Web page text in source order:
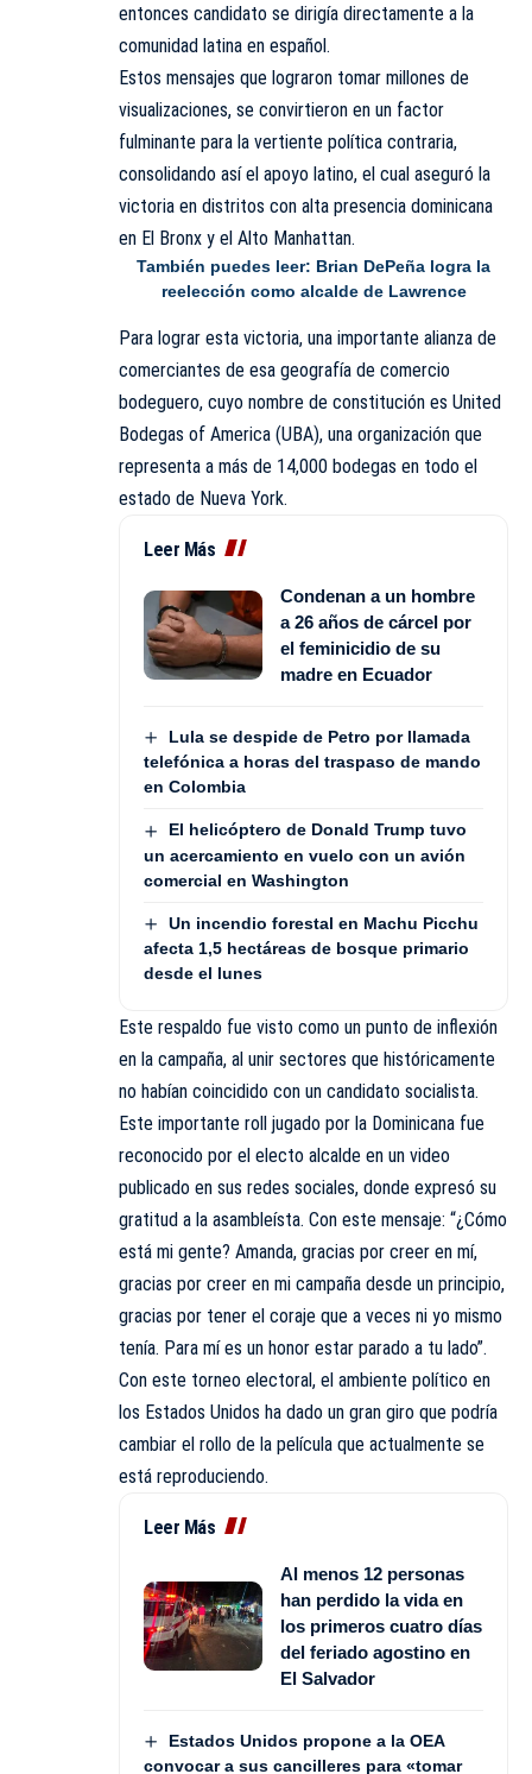
entonces candidato se dirigía directamente a la
comunidad latina en español.
Estos mensajes que lograron tomar millones de
visualizaciones, se convirtieron en un factor
fulminante para la vertiente política contraria,
consolidando así el apoyo latino, el cual aseguró la
victoria en distritos con alta presencia dominicana
en El Bronx y el Alto Manhattan.
También puedes leer: Brian DePeña logra la
reelección como alcalde de Lawrence
Para lograr esta victoria, una importante alianza de
comerciantes de esa geografía de comercio
bodeguero, cuyo nombre de constitución es United
Bodegas of America (UBA), una organización que
representa a más de 14,000 bodegas en todo el
estado de Nueva York.
Leer Más
Condenan a un hombre
a 26 años de cárcel por
el feminicidio de su
madre en Ecuador
Lula se despide de Petro por llamada
telefónica a horas del traspaso de mando
en Colombia
El helicóptero de Donald Trump tuvo
un acercamiento en vuelo con un avión
comercial en Washington
Un incendio forestal en Machu Picchu
afecta 1,5 hectáreas de bosque primario
desde el lunes
Este respaldo fue visto como un punto de inflexión
en la campaña, al unir sectores que históricamente
no habían coincidido con un candidato socialista.
Este importante roll jugado por la Dominicana fue
reconocido por el electo alcalde en un video
publicado en sus redes sociales, donde expresó su
gratitud a la asambleísta. Con este mensaje: “¿Cómo
está mi gente? Amanda, gracias por creer en mí,
gracias por creer en mi campaña desde un principio,
gracias por tener el coraje que a veces ni yo mismo
tenía. Para mí es un honor estar parado a tu lado”.
Con este torneo electoral, el ambiente político en
los Estados Unidos ha dado un gran giro que podría
cambiar el rollo de la película que actualmente se
está reproduciendo.
Leer Más
Al menos 12 personas
han perdido la vida en
los primeros cuatro días
del feriado agostino en
El Salvador
Estados Unidos propone a la OEA
convocar a sus cancilleres para «tomar